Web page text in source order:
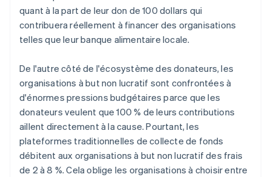
quant à la part de leur don de 100 dollars qui
contribuera réellement à financer des organisations
telles que leur banque alimentaire locale.
De l'autre côté de l'écosystème des donateurs, les
organisations à but non lucratif sont confrontées à
d'énormes pressions budgétaires parce que les
donateurs veulent que 100 % de leurs contributions
aillent directement à la cause. Pourtant, les
plateformes traditionnelles de collecte de fonds
débitent aux organisations à but non lucratif des frais
de 2 à 8 %. Cela oblige les organisations à choisir entre